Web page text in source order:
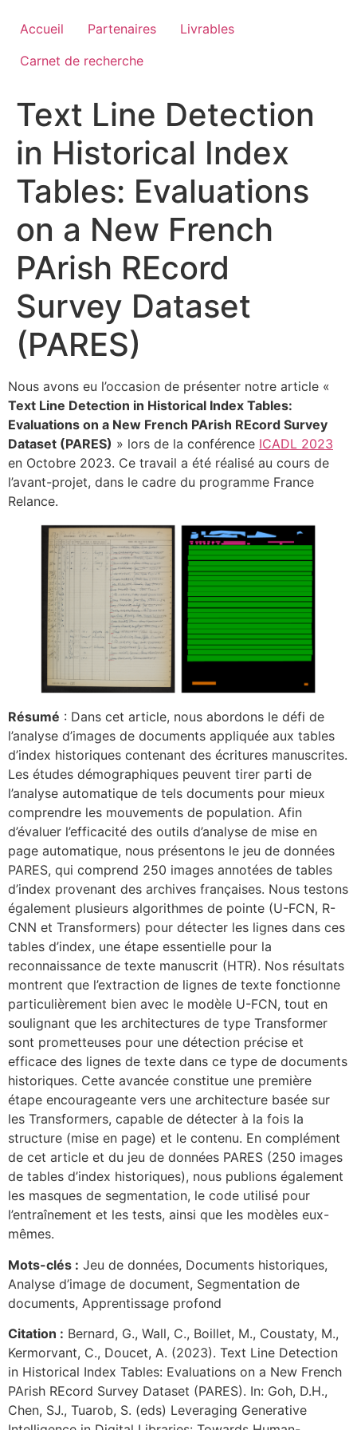
Accueil Partenaires
Livrables
Carnet de recherche
Text Line Detection
in Historical Index
Tables: Evaluations
on a New French
PArish REcord
Survey Dataset
(PARES)
Nous avons eu l’occasion de présenter notre article «
Text Line Detection in Historical Index Tables:
Evaluations on a New French PArish REcord Survey
Dataset (PARES) » lors de la conférence ICADL 2023
en Octobre 2023. Ce travail a été réalisé au cours de
l’avant-projet, dans le cadre du programme France
Relance.
Résumé : Dans cet article, nous abordons le défi de
l’analyse d’images de documents appliquée aux tables
d’index historiques contenant des écritures manuscrites.
Les études démographiques peuvent tirer parti de
l’analyse automatique de tels documents pour mieux
comprendre les mouvements de population. Afin
d’évaluer l’efficacité des outils d’analyse de mise en
page automatique, nous présentons le jeu de données
PARES, qui comprend 250 images annotées de tables
d’index provenant des archives françaises. Nous testons
également plusieurs algorithmes de pointe (U-FCN, R-
CNN et Transformers) pour détecter les lignes dans ces
tables d’index, une étape essentielle pour la
reconnaissance de texte manuscrit (HTR). Nos résultats
montrent que l’extraction de lignes de texte fonctionne
particulièrement bien avec le modèle U-FCN, tout en
soulignant que les architectures de type Transformer
sont prometteuses pour une détection précise et
efficace des lignes de texte dans ce type de documents
historiques. Cette avancée constitue une première
étape encourageante vers une architecture basée sur
les Transformers, capable de détecter à la fois la
structure (mise en page) et le contenu. En complément
de cet article et du jeu de données PARES (250 images
de tables d’index historiques), nous publions également
les masques de segmentation, le code utilisé pour
l’entraînement et les tests, ainsi que les modèles eux-
mêmes.
Mots-clés : Jeu de données, Documents historiques,
Analyse d’image de document, Segmentation de
documents, Apprentissage profond
Citation : Bernard, G., Wall, C., Boillet, M., Coustaty, M.,
Kermorvant, C., Doucet, A. (2023). Text Line Detection
in Historical Index Tables: Evaluations on a New French
PArish REcord Survey Dataset (PARES). In: Goh, D.H.,
Chen, SJ., Tuarob, S. (eds) Leveraging Generative